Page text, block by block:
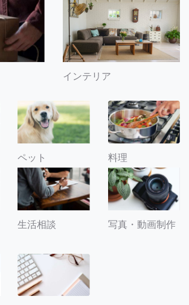
インテリア
ペット 料理
生活相談 写真・動画制作